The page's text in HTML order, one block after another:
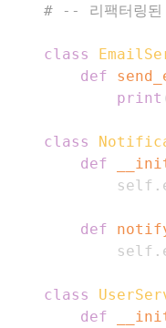
# -- 리팩터링
class
def
print
class
def
        self
.
def
        self
.
class
def